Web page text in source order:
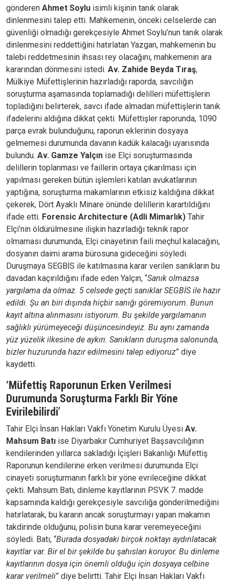
gönderen Ahmet Soylu isimli kişinin tanık olarak
dinlenmesini talep etti. Mahkemenin, önceki celselerde can
güvenliği olmadığı gerekçesiyle Ahmet Soylu’nun tanık olarak
dinlenmesini reddettiğini hatırlatan Yazgan, mahkemenin bu
talebi reddetmesinin ihsası rey olacağını, mahkemenin ara
kararından dönmesini istedi. Av. Zahide Beyda Tıraş,
Mülkiye Müfettişlerinin hazırladığı raporda, savcılığın
soruşturma aşamasında toplamadığı delilleri müfettişlerin
topladığını belirterek, savcı ifade almadan müfettişlerin tanık
ifadelerini aldığına dikkat çekti. Müfettişler raporunda, 1090
parça evrak bulunduğunu, raporun eklerinin dosyaya
gelmemesi durumunda davanın kadük kalacağı uyarısında
bulundu. Av. Gamze Yalçın ise Elçi soruşturmasında
delillerin toplanması ve faillerin ortaya çıkarılması için
yapılması gereken bütün işlemleri katılan avukatlarının
yaptığına, soruşturma makamlarının etkisiz kaldığına dikkat
çekerek, Dört Ayaklı Minare önünde delillerin karartıldığını
ifade etti. Forensic Architecture (Adli Mimarlık) Tahir
Elçi’nin öldürülmesine ilişkin hazırladığı teknik rapor
olmaması durumunda, Elçi cinayetinin faili meçhul kalacağını,
dosyanın daimi arama bürosuna gideceğini söyledi.
Duruşmaya SEGBİS ile katılmasına karar verilen sanıkların bu
davadan kaçırıldığını ifade eden Yalçın, “Sanık olmazsa
yargılama da olmaz. 5 celsede geçti sanıklar SEGBİS ile hazır
edildi. Şu an biri dışında hiçbir sanığı göremiyorum. Bunun
kayıt altına alınmasını istiyorum. Bu şekilde yargılamanın
sağlıklı yürümeyeceği düşüncesindeyiz. Bu aynı zamanda
yüz yüzelik ilkesine de aykırı. Sanıkların duruşma salonunda,
bizler huzurunda hazır edilmesini talep ediyoruz” diye
kaydetti.
‘Müfettiş Raporunun Erken Verilmesi
Durumunda Soruşturma Farklı Bir Yöne
Evirilebilirdi’
Tahir Elçi İnsan Hakları Vakfı Yönetim Kurulu Üyesi Av.
Mahsum Batı ise Diyarbakır Cumhuriyet Başsavcılığının
kendilerinden yıllarca sakladığı İçişleri Bakanlığı Müfettiş
Raporunun kendilerine erken verilmesi durumunda Elçi
cinayeti soruşturmanın farklı bir yöne evrileceğine dikkat
çekti. Mahsum Batı, dinleme kayıtlarının PSVK 7. madde
kapsamında kaldığı gerekçesiyle savcılığa gönderilmediğini
hatırlatarak, bu kararın ancak soruşturmayı yapan makamın
takdirinde olduğunu, polisin buna karar veremeyeceğini
söyledi. Batı, “Burada dosyadaki birçok noktayı aydınlatacak
kayıtlar var. Bir el bir şekilde bu şahısları koruyor. Bu dinleme
kayıtlarının dosya için önemli olduğu için dosyaya celbine
karar verilmeli” diye belirtti. Tahir Elçi İnsan Hakları Vakfı